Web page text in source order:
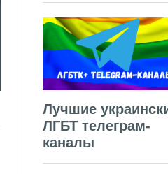
Лучшие
ЛГБТ телеграм-
каналы